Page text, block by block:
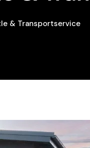
& Transportservice